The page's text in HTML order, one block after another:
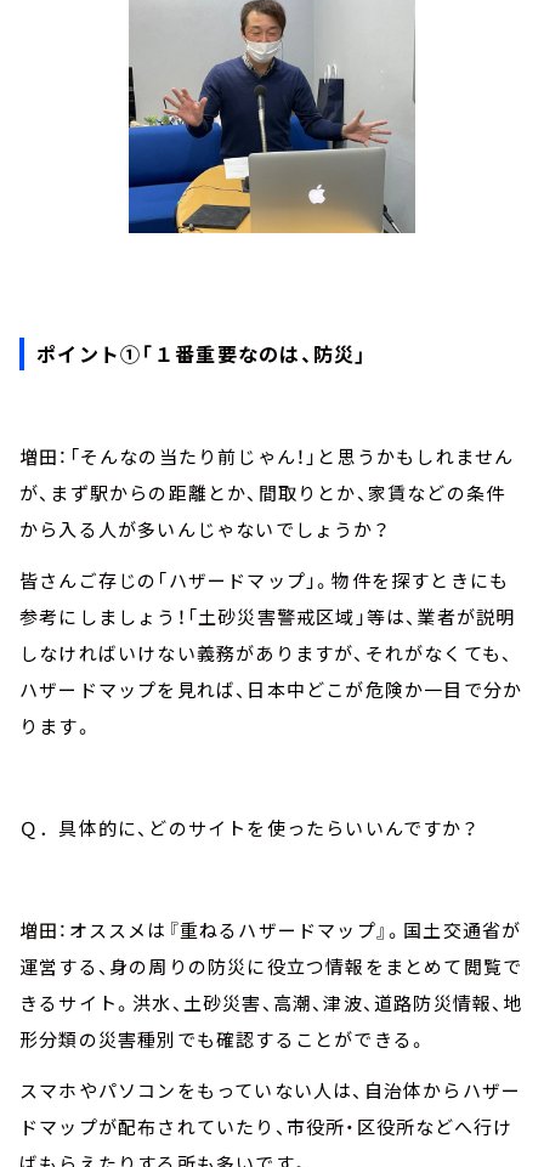
ポイント①「１番重要なのは、防災」
増田：「そんなの当たり前じゃん！」と思うかもしれません
が、まず駅からの距離とか、間取りとか、家賃などの条件
から入る人が多いんじゃないでしょうか？
皆さんご存じの「ハザードマップ」。物件を探すときにも
参考にしましょう！「土砂災害警戒区域」等は、業者が説明
しなければいけない義務がありますが、それがなくても、
ハザードマップを見れば、日本中どこが危険か一目で分か
ります。
Ｑ．具体的に、どのサイトを使ったらいいんですか？
増田：オススメは『重ねるハザードマップ』。国土交通省が
運営する、身の周りの防災に役立つ情報をまとめて閲覧で
きるサイト。洪水、土砂災害、高潮、津波、道路防災情報、地
形分類の災害種別でも確認することができる。
スマホやパソコンをもっていない人は、自治体からハザー
ドマップが配布されていたり、市役所・区役所などへ行け